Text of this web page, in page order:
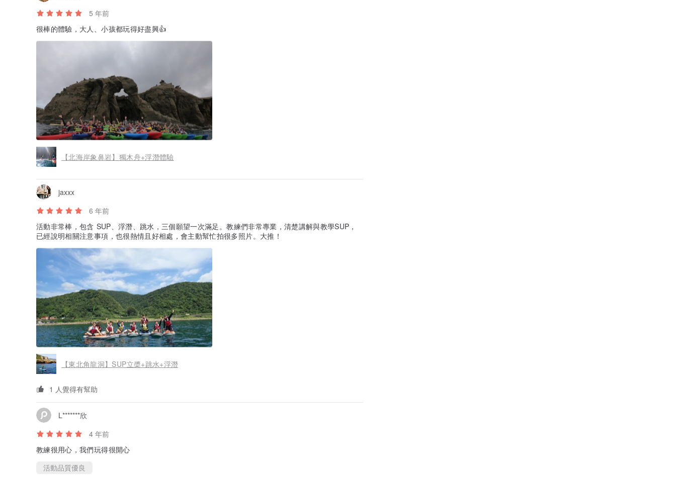
5 年前
很棒的體驗，大人、小孩都玩得好盡興👍
【北海岸象鼻岩】獨木舟+浮潛體驗
jaxxx
6 年前
活動非常棒，包含 SUP、浮潛、跳水，三個願望一次滿足。教練們非常專業，清楚講解與教學SUP，
已經說明相關注意事項，也很熱情且好相處，會主動幫忙拍很多照片。大推！
【東北角龍洞】SUP立槳+跳水+浮潛
1 人覺得有幫助
L*******欣
4 年前
教練很用心，我們玩得很開心
活動品質優良